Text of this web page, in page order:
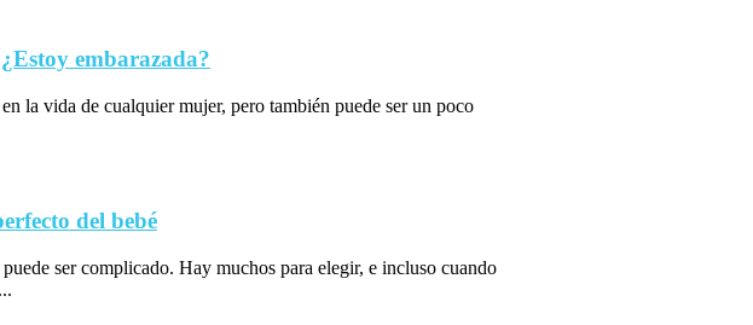
embarazada?
la vida de cualquier mujer, pero también puede ser un poco
del bebé
ser complicado. Hay muchos para elegir, e incluso cuando